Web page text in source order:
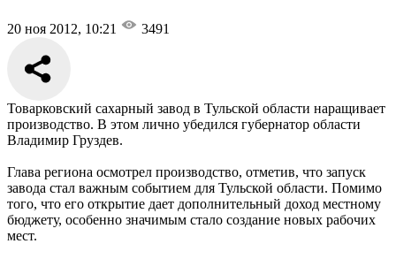
20 ноя 2012, 10:21 3491
Товарковский сахарный завод в Тульской области наращивает
производство. В этом лично убедился губернатор области
Владимир Груздев.
Глава региона осмотрел производство, отметив, что запуск
завода стал важным событием для Тульской области. Помимо
того, что его открытие дает дополнительный доход местному
бюджету, особенно значимым стало создание новых рабочих
мест.